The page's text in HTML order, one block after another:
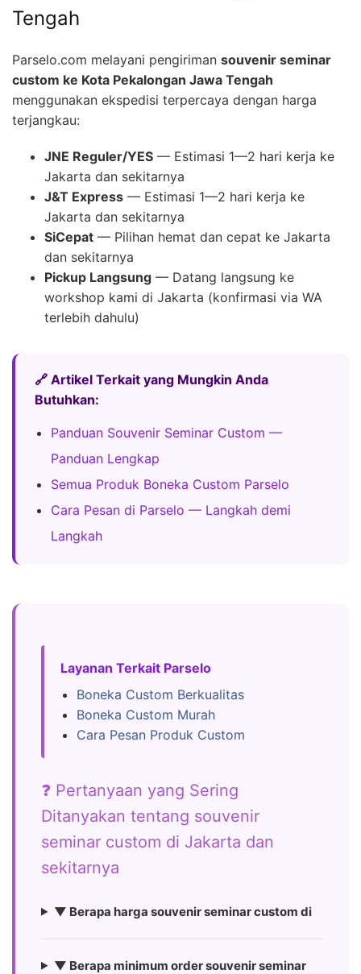
Tengah
Parselo.com melayani pengiriman souvenir seminar
custom ke Kota Pekalongan Jawa Tengah
menggunakan ekspedisi terpercaya dengan harga
terjangkau:
JNE Reguler/YES — Estimasi 1—2 hari kerja ke
Jakarta dan sekitarnya
J&T Express — Estimasi 1—2 hari kerja ke
Jakarta dan sekitarnya
SiCepat — Pilihan hemat dan cepat ke Jakarta
dan sekitarnya
Pickup Langsung — Datang langsung ke
workshop kami di Jakarta (konfirmasi via WA
terlebih dahulu)
🔗 Artikel Terkait yang Mungkin Anda
Butuhkan:
Panduan Souvenir Seminar Custom —
Panduan Lengkap
Semua Produk Boneka Custom Parselo
Cara Pesan di Parselo — Langkah demi
Langkah
Layanan Terkait Parselo
Boneka Custom Berkualitas
Boneka Custom Murah
Cara Pesan Produk Custom
❓ Pertanyaan yang Sering
Ditanyakan tentang souvenir
seminar custom di Jakarta dan
sekitarnya
▼ Berapa harga souvenir seminar custom di
▼ Berapa minimum order souvenir seminar